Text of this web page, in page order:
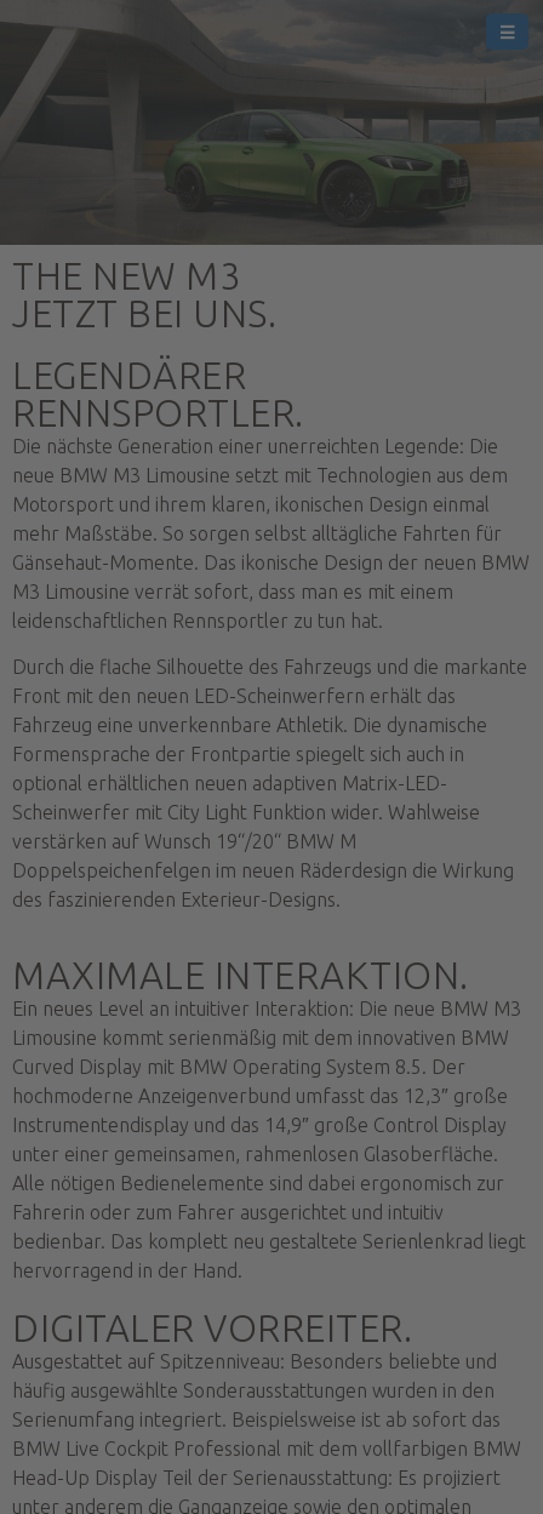
THE NEW M3
JETZT BEI UNS.
LEGENDÄRER
RENNSPORTLER.
Die nächste Generation einer unerreichten Legende: Die
neue BMW M3 Limousine setzt mit Technologien aus dem
Motorsport und ihrem klaren, ikonischen Design einmal
mehr Maßstäbe. So sorgen selbst alltägliche Fahrten für
Gänsehaut-Momente. Das ikonische Design der neuen BMW
M3 Limousine verrät sofort, dass man es mit einem
leidenschaftlichen Rennsportler zu tun hat.
Durch die flache Silhouette des Fahrzeugs und die markante
Front mit den neuen LED-Scheinwerfern erhält das
Fahrzeug eine unverkennbare Athletik. Die dynamische
Formensprache der Frontpartie spiegelt sich auch in
optional erhältlichen neuen adaptiven Matrix-LED-
Scheinwerfer mit City Light Funktion wider. Wahlweise
verstärken auf Wunsch 19“/20“ BMW M
Doppelspeichenfelgen im neuen Räderdesign die Wirkung
des faszinierenden Exterieur-Designs.
MAXIMALE INTERAKTION.
Ein neues Level an intuitiver Interaktion: Die neue BMW M3
Limousine kommt serienmäßig mit dem innovativen BMW
Curved Display mit BMW Operating System 8.5. Der
hochmoderne Anzeigenverbund umfasst das 12,3″ große
Instrumentendisplay und das 14,9″ große Control Display
unter einer gemeinsamen, rahmenlosen Glasoberfläche.
Alle nötigen Bedienelemente sind dabei ergonomisch zur
Fahrerin oder zum Fahrer ausgerichtet und intuitiv
bedienbar. Das komplett neu gestaltete Serienlenkrad liegt
hervorragend in der Hand.
DIGITALER VORREITER.
Ausgestattet auf Spitzenniveau: Besonders beliebte und
häufig ausgewählte Sonderausstattungen wurden in den
Serienumfang integriert. Beispielsweise ist ab sofort das
BMW Live Cockpit Professional mit dem vollfarbigen BMW
Head-Up Display Teil der Serienausstattung: Es projiziert
unter anderem die Ganganzeige sowie den optimalen